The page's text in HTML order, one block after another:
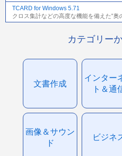
TCARD for Windows 5.71
クロス集計などの高度な機能を備えた“奥
カテゴリー
文書作成
インター
ト＆通
画像＆サウン
ド
ビジネ